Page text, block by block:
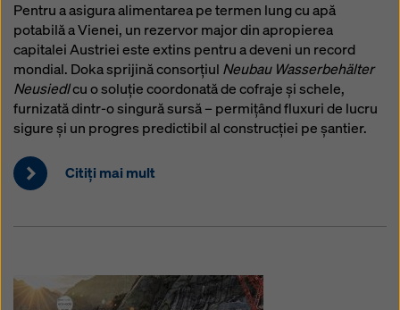
Pentru a asigura alimentarea pe termen lung cu apă
potabilă a Vienei, un rezervor major din apropierea
capitalei Austriei este extins pentru a deveni un record
mondial. Doka sprijină consorțiul Neubau Wasserbehälter
Neusiedlcu o soluție coordonată de cofraje și schele,
furnizată dintr-o singură sursă – permițând fluxuri de lucru
sigure și un progres predictibil al construcției pe șantier.
Citiţi mai mult